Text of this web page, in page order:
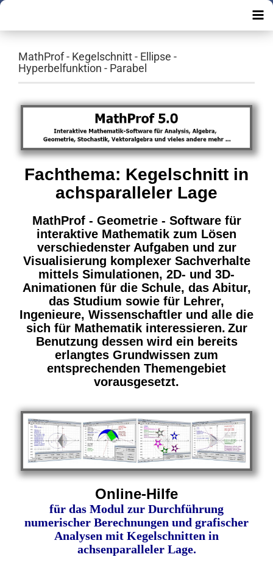
MathProf - Kegelschnitt - Ellipse -
Hyperbelfunktion - Parabel
Fachthema: Kegelschnitt in
achsparalleler Lage
MathProf - Geometrie - Software für
interaktive Mathematik zum Lösen
verschiedenster Aufgaben und zur
Visualisierung komplexer Sachverhalte
mittels Simulationen, 2D- und 3D-
Animationen für die Schule, das Abitur,
das Studium sowie für Lehrer,
Ingenieure, Wissenschaftler und alle die
sich für Mathematik interessieren. Zur
Benutzung dessen wird ein bereits
erlangtes Grundwissen zum
entsprechenden Themengebiet
vorausgesetzt.
Online-Hilfe
für das Modul zur Durchführung
numerischer Berechnungen und grafischer
Analysen mit Kegelschnitten in
achsenparalleler Lage.